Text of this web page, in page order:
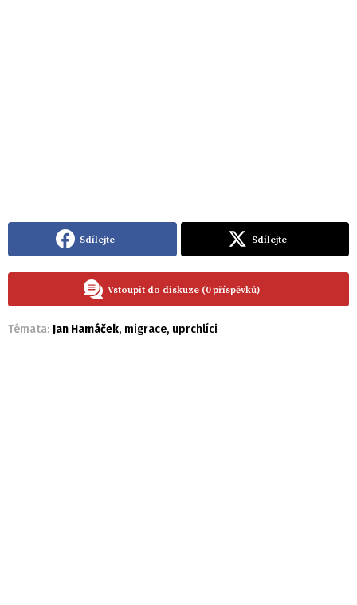
Sdílejte Sdílejte
Vstoupit do diskuze (0 příspěvků)
Témata: Jan Hamáček, migrace, uprchlíci